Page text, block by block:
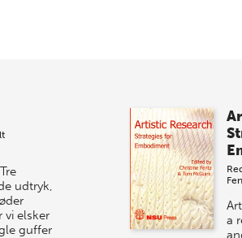
udtryk,
vi elsker
guffer
a